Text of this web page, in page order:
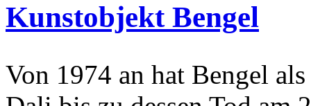
Kunstobjekt Bengel
Von 1974 an hat Bengel